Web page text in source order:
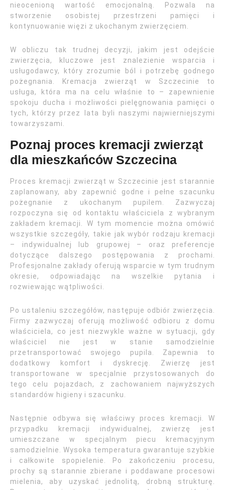
nieocenioną wartość emocjonalną. Pozwala na
stworzenie osobistej przestrzeni pamięci i
kontynuowanie więzi z ukochanym zwierzęciem.
W obliczu tak trudnej decyzji, jakim jest odejście
zwierzęcia, kluczowe jest znalezienie wsparcia i
usługodawcy, który zrozumie ból i potrzebę godnego
pożegnania. Kremacja zwierząt w Szczecinie to
usługa, która ma na celu właśnie to – zapewnienie
spokoju ducha i możliwości pielęgnowania pamięci o
tych, którzy przez lata byli naszymi najwierniejszymi
towarzyszami.
Poznaj proces kremacji zwierząt
dla mieszkańców Szczecina
Proces kremacji zwierząt w Szczecinie jest starannie
zaplanowany, aby zapewnić godne i pełne szacunku
pożegnanie z ukochanym pupilem. Zazwyczaj
rozpoczyna się od kontaktu właściciela z wybranym
zakładem kremacji. W tym momencie można omówić
wszystkie szczegóły, takie jak wybór rodzaju kremacji
– indywidualnej lub grupowej – oraz preferencje
dotyczące dalszego postępowania z prochami.
Profesjonalne zakłady oferują wsparcie w tym trudnym
okresie, odpowiadając na wszelkie pytania i
rozwiewając wątpliwości.
Po ustaleniu szczegółów, następuje odbiór zwierzęcia.
Firmy zazwyczaj oferują możliwość odbioru z domu
właściciela, co jest niezwykle ważne w sytuacji, gdy
właściciel nie jest w stanie samodzielnie
przetransportować swojego pupila. Zapewnia to
dodatkowy komfort i dyskrecję. Zwierzę jest
transportowane w specjalnie przystosowanych do
tego celu pojazdach, z zachowaniem najwyższych
standardów higieny i szacunku.
Następnie odbywa się właściwy proces kremacji. W
przypadku kremacji indywidualnej, zwierzę jest
umieszczane w specjalnym piecu kremacyjnym
samodzielnie. Wysoka temperatura gwarantuje szybkie
i całkowite spopielenie. Po zakończeniu procesu,
prochy są starannie zbierane i poddawane procesowi
mielenia, aby uzyskać jednolitą, drobną strukturę.